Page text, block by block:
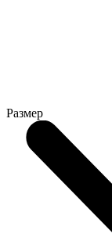
Размер